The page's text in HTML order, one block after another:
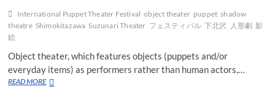
International Puppet Theater Festival object theater puppet shadow
theatre Shimokitazawa Suzunari Theater フェスティバル 下北沢 人形劇 影
絵
Object theater, which features objects (puppets and/or
everyday items) as performers rather than human actors,…
READ MOREPuppets